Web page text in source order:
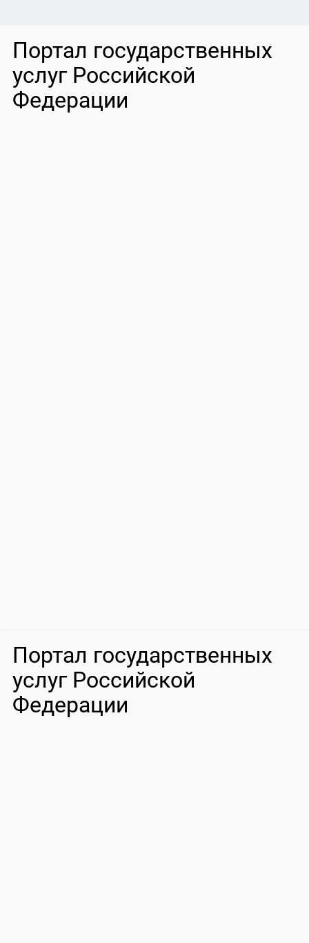
Портал государственных
услуг Российской
Федерации
Портал государственных
услуг Российской
Федерации